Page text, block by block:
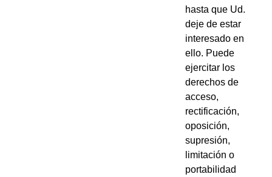
hasta que Ud.
deje de estar
interesado en
ello. Puede
ejercitar los
derechos de
acceso,
rectificación,
oposición,
supresión,
limitación o
portabilidad